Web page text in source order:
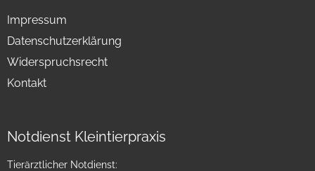
Impressum
Datenschutzerklärung
Widerspruchsrecht
Kontakt
Notdienst Kleintierpraxis
Tierärztlicher Notdienst: